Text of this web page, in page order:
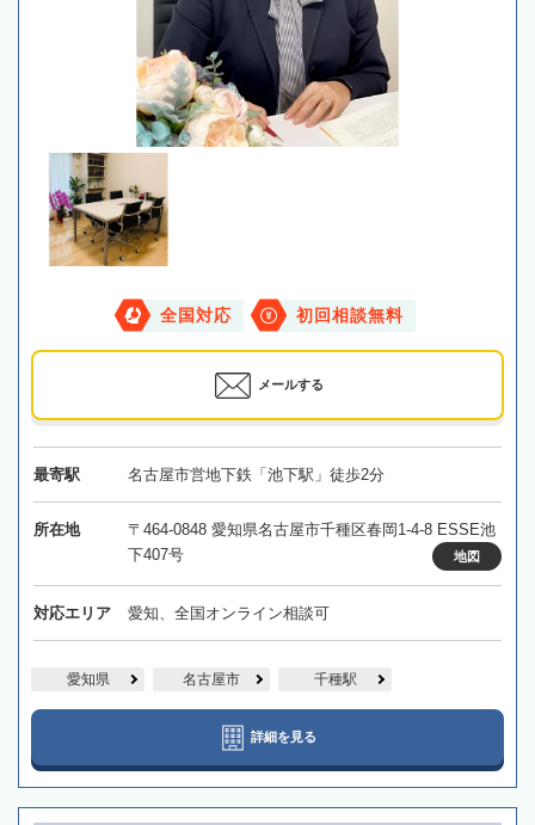
全国対応 初回相談無料
メールする
最寄駅 名古屋市営地下鉄「池下駅」徒歩2分
所在地
〒464-0848 愛知県名古屋市千種区春岡1-4-8 ESSE池
下407号
地図
対応エリア 愛知、全国オンライン相談可
愛知県 名古屋市 千種駅
詳細を見る